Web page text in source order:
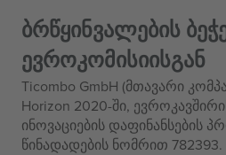
ბრწყინვალების
ევროკომისიისგან
Ticombo GmbH (მთავარი
Horizon 2020-ში,
ინოვაციების დაფინანსების
წინადადების ნომრით 782393.